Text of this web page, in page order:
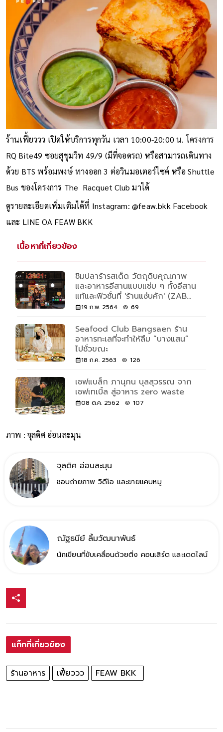
ร้านเฟี้ยววว เปิดให้บริการทุกวัน เวลา 10:00-20:00 น. โครงการ
RQ Bite49 ซอยสุขุมวิท 49/9 (มีที่จอดรถ) หรือสามารถเดินทาง
ด้วย BTS พร้อมพงษ์ ทางออก 3 ต่อวินมอเตอร์ไซค์ หรือ Shuttle
Bus ของโครงการ The Racquet Club มาได้
ดูรายละเอียดเพิ่มเติมได้ที่ Instagram: @feaw.bkk Facebook
และ LINE OA FEAW BKK
เนื้อหาที่เกี่ยวข้อง
ชิมปลาร้ารสเด็ด วัตถุดิบคุณภาพ
และอาหารอีสานแบบแซ่บ ๆ ทั้งอีสาน
แท้และฟิวชั่นที่ 'ร้านแซ่บคัก' (ZAB
KAK)
19 ก.พ. 2564 69
Seafood Club Bangsaen ร้าน
อาหารทะเลที่จะทำให้ลืม “บางแสน”
ไปชั่วขณะ
18 ก.ค. 2563 126
เชฟแบล็ก ภานุภน บุลสุวรรณ จาก
เชฟเทเบิ้ล สู่อาหาร zero waste
08 ต.ค. 2562 107
ภาพ : จุลดิศ อ่อนละมุน
จุลดิศ อ่อนละมุน
ชอบถ่ายภาพ วิดีโอ และขายแคบหมู
ณัฐธนีย์ ลิ้มวัฒนาพันธ์
นักเขียนที่ขับเคลื่อนด้วยติ่ง คอนเสิร์ต และเดดไลน์
แท็กที่เกี่ยวข้อง
ร้านอาหาร เฟี้ยววว FEAW BKK